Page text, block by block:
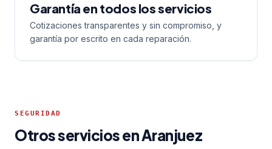
Garantía en todos los servicios
Cotizaciones transparentes y sin compromiso, y
garantía por escrito en cada reparación.
SEGURIDAD
Otros servicios en Aranjuez